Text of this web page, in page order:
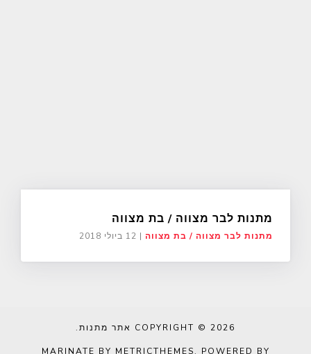
מתנות לבר מצווה / בת מצווה
מתנות לבר מצווה / בת מצווה | 12 ביולי 2018
COPYRIGHT © 2026 אתר מתנות.
MARINATE BY METRICTHEMES. POWERED BY